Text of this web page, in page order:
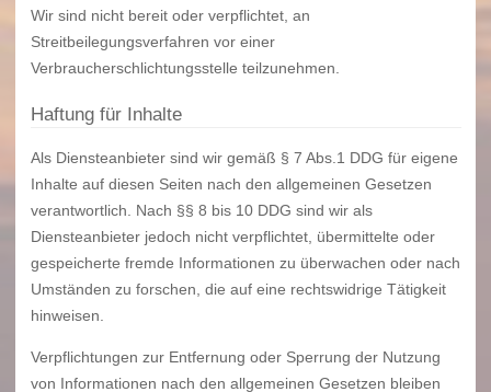
Wir sind nicht bereit oder verpflichtet, an
Streitbeilegungsverfahren vor einer
Verbraucherschlichtungsstelle teilzunehmen.
Haftung für Inhalte
Als Diensteanbieter sind wir gemäß § 7 Abs.1 DDG für eigene
Inhalte auf diesen Seiten nach den allgemeinen Gesetzen
verantwortlich. Nach §§ 8 bis 10 DDG sind wir als
Diensteanbieter jedoch nicht verpflichtet, übermittelte oder
gespeicherte fremde Informationen zu überwachen oder nach
Umständen zu forschen, die auf eine rechtswidrige Tätigkeit
hinweisen.
Verpflichtungen zur Entfernung oder Sperrung der Nutzung
von Informationen nach den allgemeinen Gesetzen bleiben